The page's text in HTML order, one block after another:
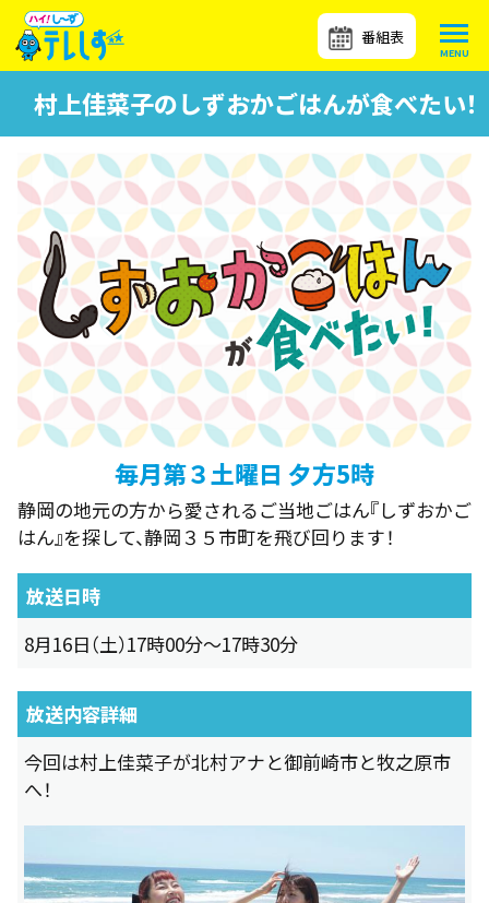
番組表
村上佳菜子のしずおかごはんが食べたい！
毎月第３土曜日 夕方5時
静岡の地元の方から愛されるご当地ごはん『しずおかご
はん』を探して、静岡３５市町を飛び回ります！
放送日時
8月16日（土）17時00分～17時30分
放送内容詳細
今回は村上佳菜子が北村アナと御前崎市と牧之原市
へ！